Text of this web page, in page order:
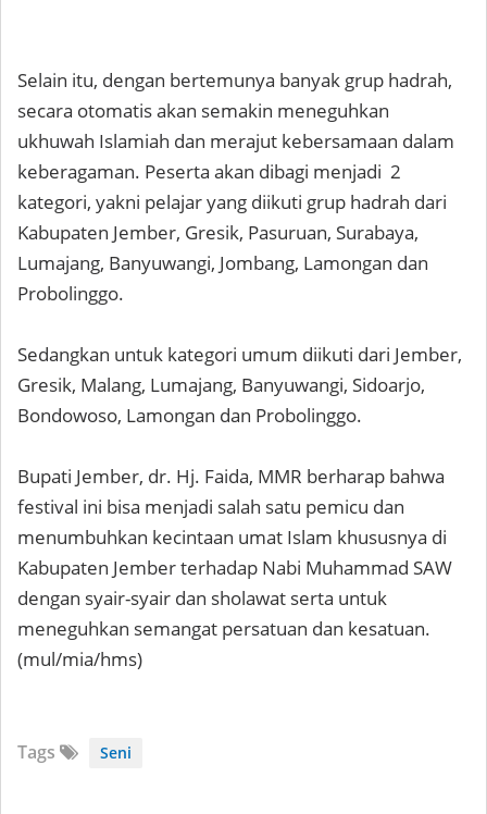
Selain itu, dengan bertemunya banyak grup hadrah,
secara otomatis akan semakin meneguhkan
ukhuwah Islamiah dan merajut kebersamaan dalam
keberagaman. Peserta akan dibagi menjadi 2
kategori, yakni pelajar yang diikuti grup hadrah dari
Kabupaten Jember, Gresik, Pasuruan, Surabaya,
Lumajang, Banyuwangi, Jombang, Lamongan dan
Probolinggo.
Sedangkan untuk kategori umum diikuti dari Jember,
Gresik, Malang, Lumajang, Banyuwangi, Sidoarjo,
Bondowoso, Lamongan dan Probolinggo.
Bupati Jember, dr. Hj. Faida, MMR berharap bahwa
festival ini bisa menjadi salah satu pemicu dan
menumbuhkan kecintaan umat Islam khususnya di
Kabupaten Jember terhadap Nabi Muhammad SAW
dengan syair-syair dan sholawat serta untuk
meneguhkan semangat persatuan dan kesatuan.
(mul/mia/hms)
Tags Seni